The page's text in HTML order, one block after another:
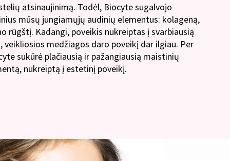
atsinaujinimą. Todėl, Biocyte sugalvojo
mūsų jungiamųjų audinių elementus: kolageną,
rūgštį. Kadangi, poveikis nukreiptas į svarbiausią
veikliosios medžiagos daro poveikį dar ilgiau. Per
sukūrė plačiausią ir pažangiausią maistinių
nukreiptą į estetinį poveikį.